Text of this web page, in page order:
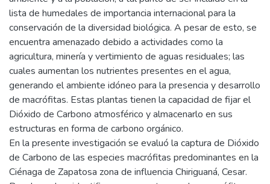
lista de humedales de importancia internacional para la
conservación de la diversidad biológica. A pesar de esto, se
encuentra amenazado debido a actividades como la
agricultura, minería y vertimiento de aguas residuales; las
cuales aumentan los nutrientes presentes en el agua,
generando el ambiente idóneo para la presencia y desarrollo
de macrófitas. Estas plantas tienen la capacidad de fijar el
Dióxido de Carbono atmosférico y almacenarlo en sus
estructuras en forma de carbono orgánico.
En la presente investigación se evaluó la captura de Dióxido
de Carbono de las especies macrófitas predominantes en la
Ciénaga de Zapatosa zona de influencia Chiriguaná, Cesar.